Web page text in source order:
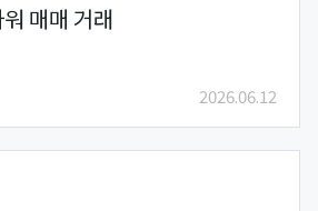
매매 거래
2026.06.12